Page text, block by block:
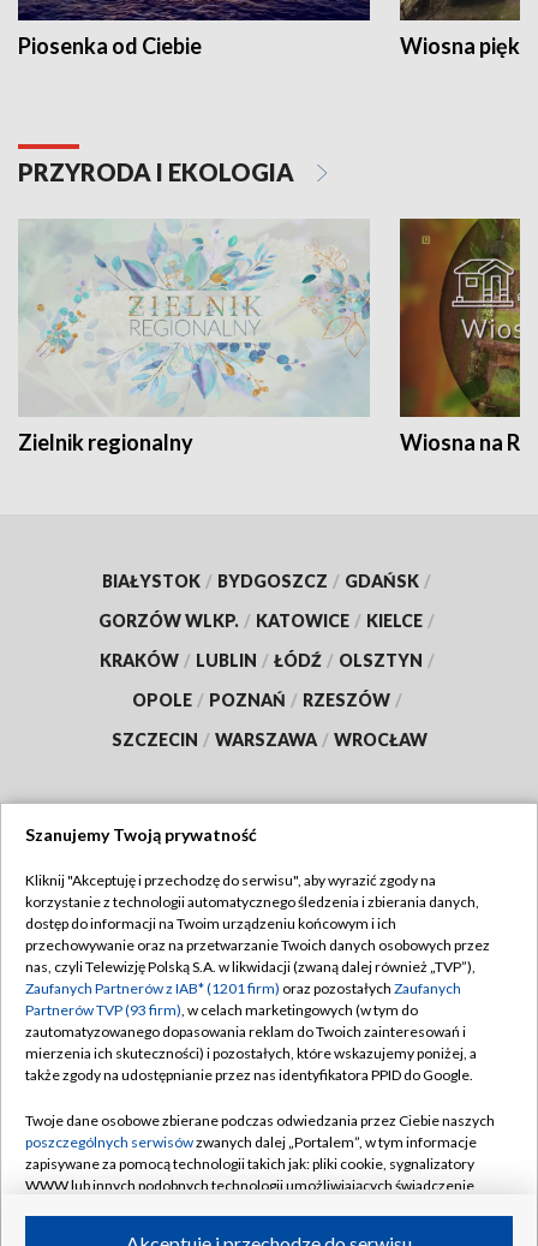
Piosenka od Ciebie Wiosna
PRZYRODA I EKOLOGIA
Zielnik regionalny Wiosna na
BIAŁYSTOK / BYDGOSZCZ / GDAŃSK /
GORZÓW WLKP. / KATOWICE / KIELCE /
KRAKÓW / LUBLIN / ŁÓDŹ / OLSZTYN /
OPOLE / POZNAŃ / RZESZÓW /
SZCZECIN / WARSZAWA / WROCŁAW
TVP
Abonament TVP
Emisja w TVP
Centrum informacji TVP
Naziemna Telewizja Cyfrowa
Rada Programowa
System NOS
Informacje o nadawcy
Regulamin TVP
Polityka prywatności
Moje zgody
Pomoc
Kontakt
Kanały
Szanujemy Twoją prywatność
Kliknij "Akceptuję i przechodzę do serwisu", aby wyrazić zgody na
korzystanie z technologii automatycznego śledzenia i zbierania danych,
dostęp do informacji na Twoim urządzeniu końcowym i ich
przechowywanie oraz na przetwarzanie Twoich danych osobowych przez
nas, czyli Telewizję Polską S.A. w likwidacji (zwaną dalej również „TVP”),
Zaufanych Partnerów z IAB* (1201 firm) oraz pozostałych Zaufanych
Partnerów TVP (93 firm), w celach marketingowych (w tym do
zautomatyzowanego dopasowania reklam do Twoich zainteresowań i
mierzenia ich skuteczności) i pozostałych, które wskazujemy poniżej, a
także zgody na udostępnianie przez nas identyfikatora PPID do Google.
Twoje dane osobowe zbierane podczas odwiedzania przez Ciebie naszych
poszczególnych serwisówzwanych dalej „Portalem”, w tym informacje
zapisywane za pomocą technologii takich jak: pliki cookie, sygnalizatory
WWW lub innych podobnych technologii umożliwiających świadczenie